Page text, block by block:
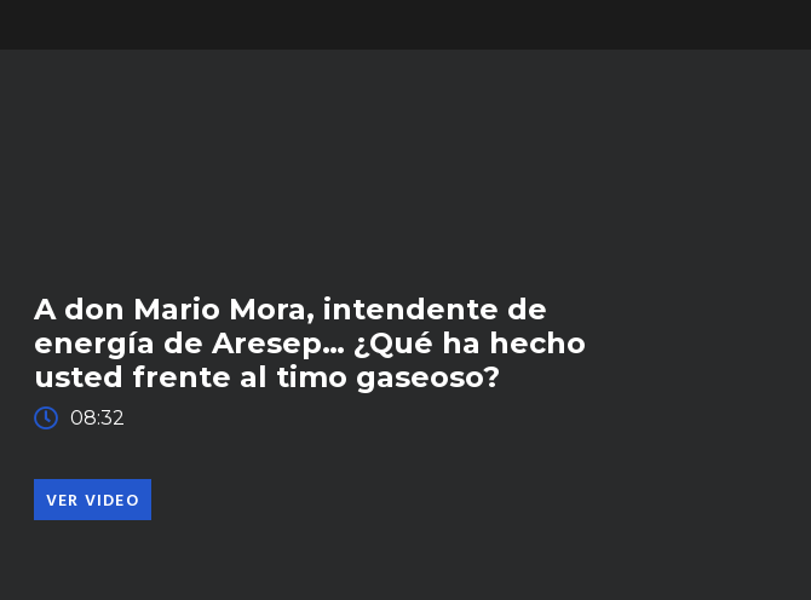
A don Mario Mora, intendente de
energía de Aresep… ¿Qué ha hecho
usted frente al timo gaseoso?
08:32
VER VIDEO